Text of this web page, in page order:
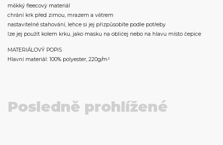
měkký fleecový materiál
chrání krk před zimou, mrazem a větrem
nastavitelné stahování, lehce si jej přizpůsobíte podle potřeby
lze jej použít kolem krku, jako masku na obličej nebo na hlavu místo čepice
MATERIÁLOVÝ POPIS
Hlavní materiál: 100% polyester, 220g/m²
Posledně prohlížené